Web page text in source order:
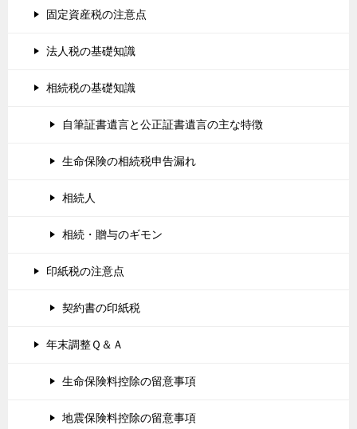
固定資産税の注意点
法人税の基礎知識
相続税の基礎知識
自筆証書遺言と公正証書遺言の主な特徴
生命保険の相続税申告漏れ
相続人
相続・贈与のギモン
印紙税の注意点
契約書の印紙税
年末調整Ｑ＆Ａ
生命保険料控除の留意事項
地震保険料控除の留意事項